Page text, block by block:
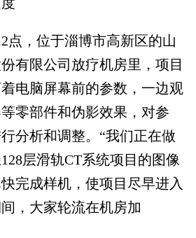
，位于淄博市高新区的山
有限公司放疗机房里，项目
电脑屏幕前的参数，一边观
零部件和伪影效果，对参
分析和调整。“我们正在做
层滑轨CT系统项目的图像
完成样机，使项目尽早进入
，大家轮流在机房加